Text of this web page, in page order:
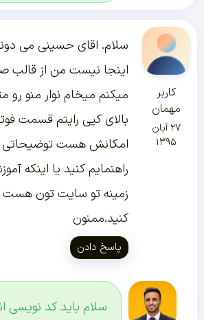
کاربر
مهمان
۲۷ آبان
۱۳۹۵
سلام. اقای حسینی می
اینجا نیست من از قالب
میکنم میخام نوار منو
بالای کپی رایتم قسمت
امکانش هست توضیحاتی
راهنمایم کنید یا اینکه
زمینه تو سایت تون هست
کنید.ممنون
پاسخ دادن
سلام باید کد نویسی